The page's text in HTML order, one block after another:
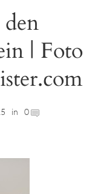
| Foto
in 0